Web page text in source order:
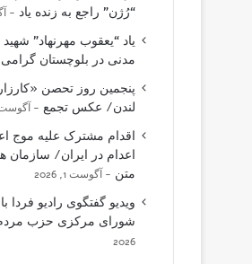
“رُژن” راجع به زنده یاد
یاد “یعقوب مهرنهاد”
مدنی در بلوچستان گرامی
پنجمین روز تحصن
لندن/ عکس تجمع
آگوست 2,
اقدام مشترک علیه موج
اعدام در ایران/ سازمان
متن
آگوست 1, 2026
ویدیو گفتگوی رادیو فردا
شورای مرکزی حزب
2026